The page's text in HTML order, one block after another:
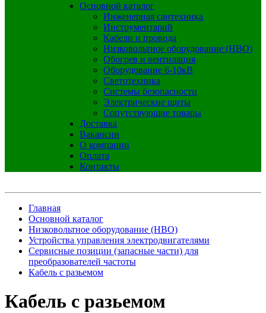
Основной каталог
Инженерная сантехника
Инструментарий
Кабели и провода
Низковольтное оборудование (НВО)
Обогрев и вентиляция
Оборудование 6-10кВ
Светотехника
Системы безопасности
Электрические щиты
Сопутствующие товары
Доставка
Вакансии
О компании
Оплата
Контакты
Главная
Основной каталог
Низковольтное оборудование (НВО)
Устройства управления электродвигателями
Сервисные позиции (запасные части) для
преобразователей частоты
Кабель с разьемом
Кабель с разьемом